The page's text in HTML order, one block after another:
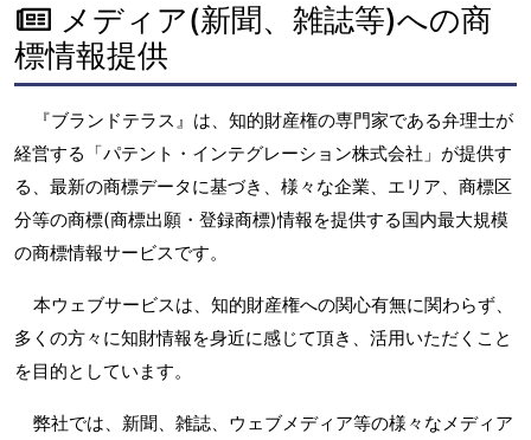
メディア(新聞、雑誌等)への商
標情報提供
『ブランドテラス』は、知的財産権の専門家である弁理士が
経営する「パテント・インテグレーション株式会社」が提供す
る、最新の商標データに基づき、様々な企業、エリア、商標区
分等の商標(商標出願・登録商標)情報を提供する国内最大規模
の商標情報サービスです。
本ウェブサービスは、知的財産権への関心有無に関わらず、
多くの方々に知財情報を身近に感じて頂き、活用いただくこと
を目的としています。
弊社では、新聞、雑誌、ウェブメディア等の様々なメディア